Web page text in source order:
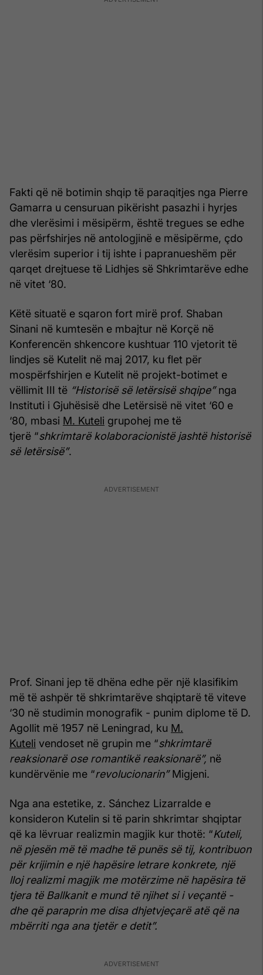
Fakti që në botimin shqip të paraqitjes nga Pierre
Gamarra u censuruan pikërisht pasazhi i hyrjes
dhe vlerësimi i mësipërm, është tregues se edhe
pas përfshirjes në antologjinë e mësipërme, çdo
vlerësim superior i tij ishte i papranueshëm për
qarqet drejtuese të Lidhjes së Shkrimtarëve edhe
në vitet ‘80.
Këtë situatë e sqaron fort mirë prof. Shaban
Sinani në kumtesën e mbajtur në Korçë në
Konferencën shkencore kushtuar 110 vjetorit të
lindjes së Kutelit në maj 2017, ku flet për
mospërfshirjen e Kutelit në projekt-botimet e
vëllimit III të “Historisë së letërsisë shqipe”nga
Instituti i Gjuhësisë dhe Letërsisë në vitet ‘60 e
‘80, mbasi M. Kuteli grupohej me të
tjerë “shkrimtarë kolaboracionistë jashtë historisë
së letërsisë”.
Prof. Sinani jep të dhëna edhe për një klasifikim
më të ashpër të shkrimtarëve shqiptarë të viteve
‘30 në studimin monografik - punim diplome të D.
Agollit më 1957 në Leningrad, ku M.
Kuteli vendoset në grupin me “shkrimtarë
reaksionarë ose romantikë reaksionarë”, në
kundërvënie me “revolucionarin”Migjeni.
Nga ana estetike, z. Sánchez Lizarralde e
konsideron Kutelin si të parin shkrimtar shqiptar
që ka lëvruar realizmin magjik kur thotë: “Kuteli,
në pjesën më të madhe të punës së tij, kontribuon
për krijimin e një hapësire letrare konkrete, një
lloj realizmi magjik me motërzime në hapësira të
tjera të Ballkanit e mund të njihet si i veçantë -
dhe që paraprin me disa dhjetvjeçarë atë që na
mbërriti nga ana tjetër e detit”.